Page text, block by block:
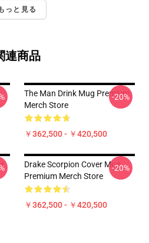
っと見る
連商品
The Man Drink Mug Premium
Merch Store
￥362,500 - ￥420,500
-20%
Drake Scorpion Cover Mug
Premium Merch Store
￥362,500 - ￥420,500
-20%